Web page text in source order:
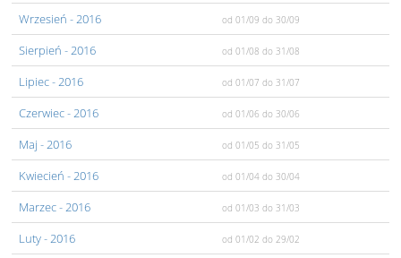
Wrzesień - 2016 od 01/09 do 30/09
Sierpień - 2016 od 01/08 do 31/08
Lipiec- 2016 od 01/07 do 31/07
Czerwiec- 2016 od 01/06 do 30/06
Maj - 2016 od 01/05 do 31/05
Kwiecień - 2016 od 01/04 do 30/04
Marzec- 2016 od 01/03 do 31/03
Luty- 2016 od 01/02 do 29/02